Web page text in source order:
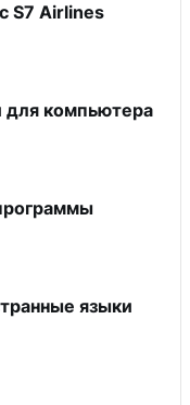
S7 Airlines
для компьютера
языки